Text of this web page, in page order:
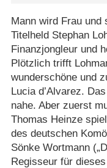
Mann wird Frau und
Titelheld Stephan
Finanzjongleur und
Plötzlich trifft
wunderschöne und
Lucia d’Alvarez.
nahe. Aber zuerst
Thomas Heinze
des deutschen
Sönke Wortmann
Regisseur für